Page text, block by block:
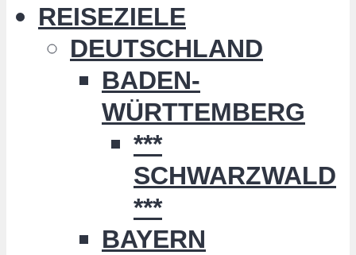
REISEZIELE
DEUTSCHLAND
BADEN-
WÜRTTEMBERG
***
SCHWARZWALD
***
BAYERN